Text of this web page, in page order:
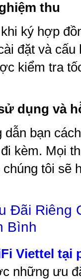
thu
ký hợp
đặt và cấu
kiểm tra
dụng và
bạn
kèm. Mọi
tôi sẽ
Đãi Riêng
Bình
Viettel tại
những ưu